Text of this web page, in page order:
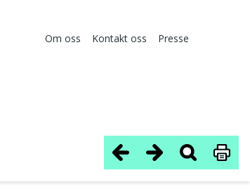
Om oss Kontakt oss Presse